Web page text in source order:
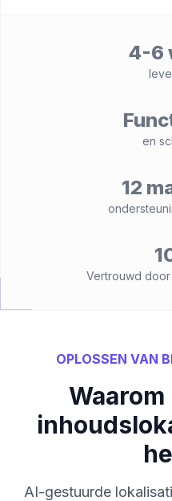
4-6
en
12
Vertrouwd
OPLOSSEN VAN
AI-gestuurde